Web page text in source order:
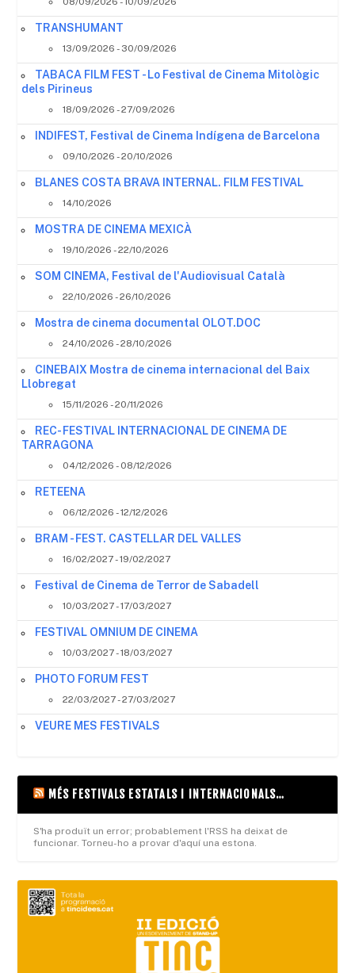
TRANSHUMANT
13/09/2026 - 30/09/2026
TABACA FILM FEST - Lo Festival de Cinema Mitològic
dels Pirineus
18/09/2026 - 27/09/2026
INDIFEST, Festival de Cinema Indígena de Barcelona
09/10/2026 - 20/10/2026
BLANES COSTA BRAVA INTERNAL. FILM FESTIVAL
14/10/2026
MOSTRA DE CINEMA MEXICÀ
19/10/2026 - 22/10/2026
SOM CINEMA, Festival de l'Audiovisual Català
22/10/2026 - 26/10/2026
Mostra de cinema documental OLOT.DOC
24/10/2026 - 28/10/2026
CINEBAIX Mostra de cinema internacional del Baix
Llobregat
15/11/2026 - 20/11/2026
REC- FESTIVAL INTERNACIONAL DE CINEMA DE
TARRAGONA
04/12/2026 - 08/12/2026
RETEENA
06/12/2026 - 12/12/2026
BRAM - FEST. CASTELLAR DEL VALLES
16/02/2027 - 19/02/2027
Festival de Cinema de Terror de Sabadell
10/03/2027 - 17/03/2027
FESTIVAL OMNIUM DE CINEMA
10/03/2027 - 18/03/2027
PHOTO FORUM FEST
22/03/2027 - 27/03/2027
VEURE MES FESTIVALS
MÉS FESTIVALS ESTATALS I INTERNACIONALS…
S'ha produït un error; probablement l'RSS ha deixat de
funcionar. Torneu-ho a provar d'aquí una estona.